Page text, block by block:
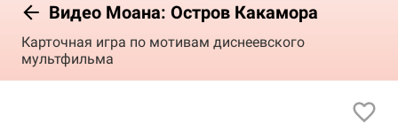
Видео Моана: Остров Какамора
Карточная игра по мотивам диснеевского
мультфильма